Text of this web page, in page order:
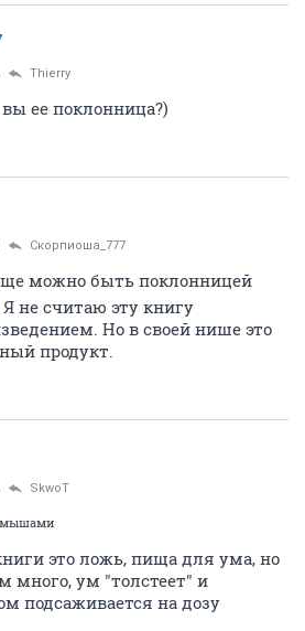
Thierry
ее поклонница?)
Скорпиоша_777
можно быть поклонницей
Я не считаю эту книгу
Но в своей нише это
продукт.
SkwоT
мышами
это ложь, пища для ума, но
много, ум "толстеет" и
подсаживается на дозу